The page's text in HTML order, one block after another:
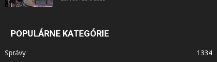
POPULÁRNE KATEGÓRIE
Správy
1334